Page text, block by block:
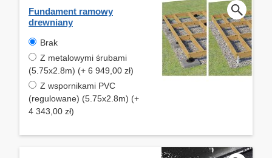
Fundament ramowy
drewniany
Brak
Z metalowymi śrubami
(5.75x2.8m) (+ 6 949,00 zł)
Z wspornikami PVC
(regulowane) (5.75x2.8m) (+
4 343,00 zł)